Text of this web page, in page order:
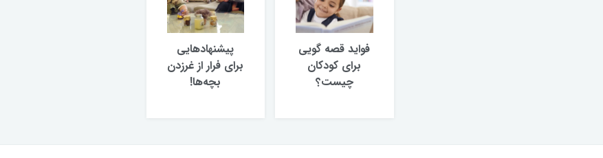
فواید قصه گویی
برای کودکان
چیست؟
پیشنهادهایی
برای فرار از غر‌زدن
بچه‌ها!